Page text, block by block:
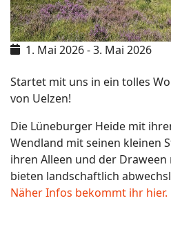
1. Mai 2026-3. Mai 2026
Startet mit uns in ein tolles
von Uelzen!
Die Lüneburger Heide mit
Wendland mit seinen kleinen
ihren Alleen und der
bieten landschaftlich
Näher Infos bekommt ihr hier.